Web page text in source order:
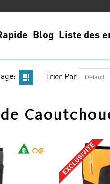
Blog Liste des
Trier Par